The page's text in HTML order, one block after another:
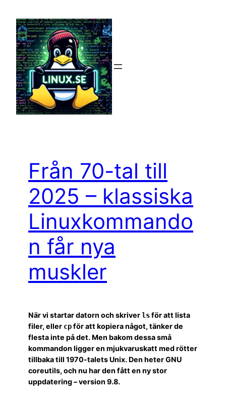
innehåll
Från 70-tal till
2025 – klassiska
Linuxkommando
n får nya
muskler
När vi startar datorn och skriverlsför att lista
filer, eller cpför att kopiera något, tänker de
flesta inte på det. Men bakom dessa små
kommandon ligger en mjukvaruskatt med rötter
tillbaka till 1970-talets Unix. Den heter GNU
coreutils, och nu har den fått en ny stor
uppdatering – version 9.8.